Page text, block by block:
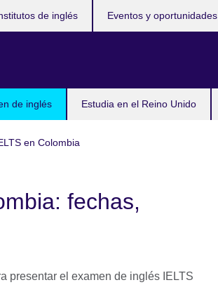
de inglés Estudia en el Reino Unido
de inglés Eventos y oportunidades
en Colombia
fechas,